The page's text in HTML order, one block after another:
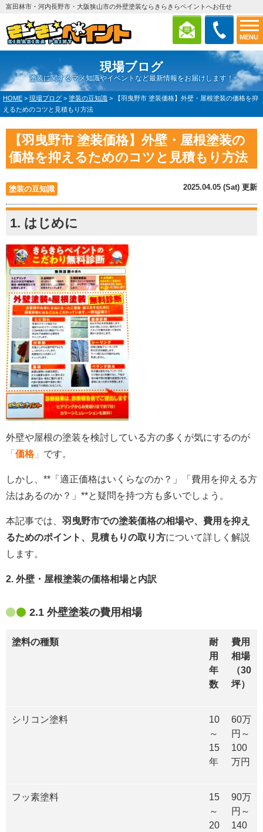
MENU
富田林市・河内長野市・大阪狭山市の外壁塗装ならきらきらペイントへお任せ
現場ブログ
塗装に関するマメ知識やイベントなど最新情報をお届けします！
HOME > 現場ブログ > 塗装の豆知識 >
【羽曳野市 塗装価格】外壁・屋根塗装の価格を抑
えるためのコツと見積もり方法
【羽曳野市 塗装価格】外壁・屋根塗装の
価格を抑えるためのコツと見積もり方法
塗装の豆知識 2025.04.05 (Sat) 更新
1. はじめに
外壁や屋根の塗装を検討している方の多くが気にするのが
「 価格」 です。
しかし、**「適正価格はいくらなのか？」「費用を抑える方
法はあるのか？」**と疑問を持つ方も多いでしょう。
本記事では、 羽曳野市での塗装価格の相場や、費用を抑え
るためのポイント、見積もりの取り方について詳しく解説
します。
2. 外壁・屋根塗装の価格相場と内訳
2.1 外壁塗装の費用相場
塗料の種類
耐
用
年
数
費用
相場
（30
坪）
シリコン塗料
10
～
15
年
60万
円～
100
万円
フッ素塗料
15
～
20
90万
円～
140